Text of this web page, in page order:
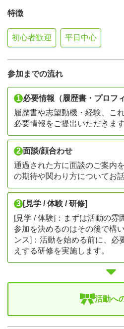
特徴
初心者歓迎 平日中心
参加までの流れ
1 必要情報（履歴書・プロフ
履歴書や志望動機・経験、こ
必要情報をご提出いただきます
2 面談/顔合わせ
通過された方に面談のご案内
の期待や関わり方についてお
3 [見学 / 体験 / 研修]
[見学 / 体験]：まずは活動の雰
参加を決めるのはその後で構
ンス]：活動を始める前に、必
えする研修を実施します。
活動へ